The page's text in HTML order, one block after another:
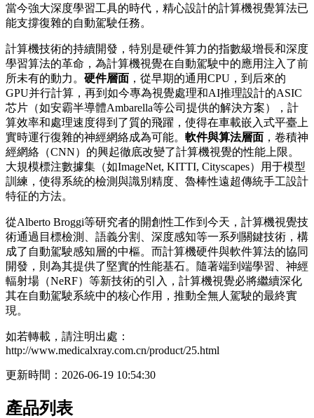
當今強大深度學習工具的時代，精心設計的計算機視覺算法已
能支撐復雜的自動駕駛任務。
計算機技術的持續開發，特別是硬件算力的指數級增長和深度
學習算法的革命，為計算機視覺在自動駕駛中的應用注入了前
所未有的動力。 硬件層面 ，從早期的通用CPU，到后來的
GPU并行計算，再到如今專為視覺處理和AI推理設計的ASIC
芯片（如安霸半導體Ambarella等公司提供的解決方案），計
算效率和處理速度得到了質的飛躍，使得在車載嵌入式平臺上
實時運行復雜的神經網絡成為可能。 軟件與算法層面 ，卷積神
經網絡（CNN）的興起徹底改變了計算機視覺的性能上限。
大規模標注數據集（如ImageNet, KITTI, Cityscapes）用于模型
訓練，使得系統的檢測與識別精度、魯棒性遠超傳統手工設計
特征的方法。
從Alberto Broggi等研究者的開創性工作到今天，計算機視覺技
術通過目標檢測、語義分割、深度感知等一系列關鍵技術，構
成了自動駕駛感知層的中樞。而計算機硬件與軟件算法的協同
開發，則為其提供了堅實的性能基石。隨著端到端學習、神經
輻射場（NeRF）等新技術的引入，計算機視覺必將繼續深化
其在自動駕駛系統中的核心作用，推動全無人駕駛的最終實
現。
如若轉載，請注明出處：
http://www.medicalxray.com.cn/product/25.html
更新時間：2026-06-19 10:54:30
產品列表